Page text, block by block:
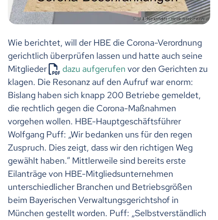
Wie berichtet, will der HBE die Corona-Verordnung
gerichtlich überprüfen lassen und hatte auch seine
Mitglieder
dazu aufgerufen vor den Gerichten zu
klagen. Die Resonanz auf den Aufruf war enorm:
Bislang haben sich knapp 200 Betriebe gemeldet,
die rechtlich gegen die Corona-Maßnahmen
vorgehen wollen. HBE-Hauptgeschäftsführer
Wolfgang Puff: „Wir bedanken uns für den regen
Zuspruch. Dies zeigt, dass wir den richtigen Weg
gewählt haben.“ Mittlerweile sind bereits erste
Eilanträge von HBE-Mitgliedsunternehmen
unterschiedlicher Branchen und Betriebsgrößen
beim Bayerischen Verwaltungsgerichtshof in
München gestellt worden. Puff: „Selbstverständlich